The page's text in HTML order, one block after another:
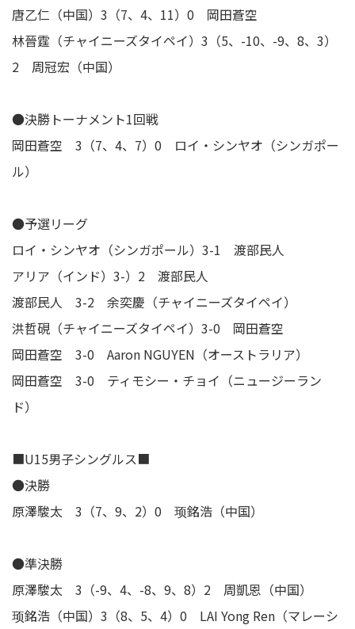
唐乙仁（中国）3（7、4、11）0 岡田蒼空
林晉霆（チャイニーズタイペイ）3（5、-10、-9、8、3）
2 周冠宏（中国）
●決勝トーナメント1回戦
岡田蒼空 3（7、4、7）0 ロイ・シンヤオ（シンガポー
ル）
●予選リーグ
ロイ・シンヤオ（シンガポール）3-1 渡部民人
アリア（インド）3-）2 渡部民人
渡部民人 3-2 余奕慶（チャイニーズタイペイ）
洪哲硯（チャイニーズタイペイ）3-0 岡田蒼空
岡田蒼空 3-0 Aaron NGUYEN（オーストラリア）
岡田蒼空 3-0 ティモシー・チョイ（ニュージーラン
ド）
■U15男子シングルス■
●決勝
原澤駿太 3（7、9、2）0 顼銘浩（中国）
●準決勝
原澤駿太 3（-9、4、-8、9、8）2 周凱恩（中国）
顼銘浩（中国）3（8、5、4）0 LAI Yong Ren（マレーシ